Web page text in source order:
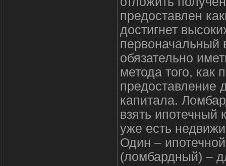
предоставлен
достигнет
первоначальный
обязательно
метода того, как
предоставление
капитала.
взять ипотечный
уже есть
Один –
(ломбардный) –